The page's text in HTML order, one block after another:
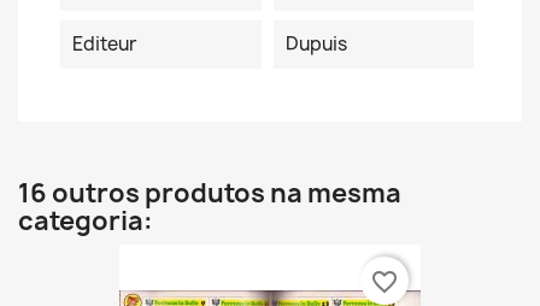
Editeur Dupuis
16 outros produtos na mesma
categoria:
favorite_border